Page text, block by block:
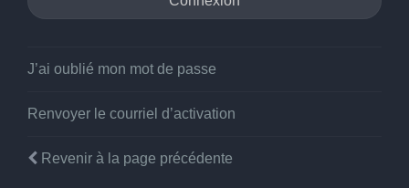
J’ai oublié mon mot de passe
Renvoyer le courriel d’activation
Revenir à la page précédente